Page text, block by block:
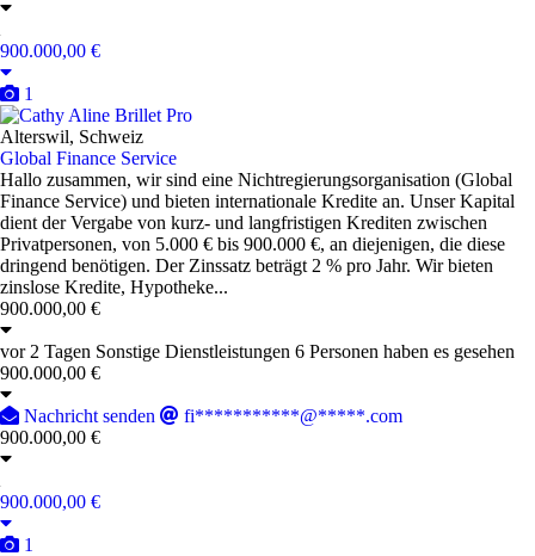
900.000,00 €
1
Pro
Alterswil, Schweiz
Global Finance Service
Hallo zusammen, wir sind eine Nichtregierungsorganisation (Global
Finance Service) und bieten internationale Kredite an. Unser Kapital
dient der Vergabe von kurz- und langfristigen Krediten zwischen
Privatpersonen, von 5.000 € bis 900.000 €, an diejenigen, die diese
dringend benötigen. Der Zinssatz beträgt 2 % pro Jahr. Wir bieten
zinslose Kredite, Hypotheke...
900.000,00 €
vor 2 Tagen Sonstige Dienstleistungen 6 Personen haben es gesehen
900.000,00 €
Nachricht senden
fi***********@*****.com
900.000,00 €
900.000,00 €
1